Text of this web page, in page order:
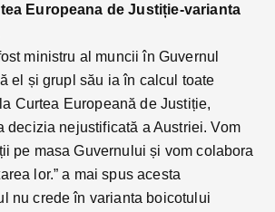
Europeana de Justiție-varianta
ministru al muncii în Guvernul
el și grupl său ia în calcul toate
Curtea Europeană de Justiție,
decizia nejustificată a Austriei. Vom
pe masa Guvernului și vom colabora
lor.” a mai spus acesta
nu crede în varianta boicotului